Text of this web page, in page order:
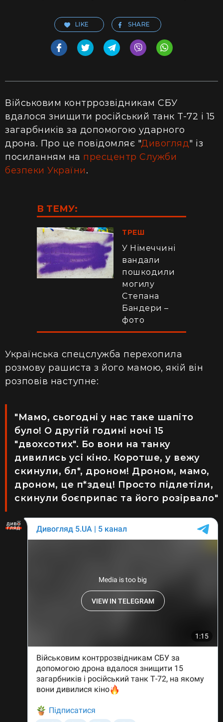
LIKE SHARE
Військовим контррозвідникам СБУ
вдалося знищити російський танк Т-72 і 15
загарбників за допомогою ударного
дрона. Про це повідомляє "Дивогляд" із
посиланням на пресцентр Служби
безпеки України.
В ТЕМУ:
ТРЕШ
У Німеччині
вандали
пошкодили
могилу
Степана
Бандери –
фото
Українська спецслужба перехопила
розмову рашиста з його мамою, якій він
розповів наступне:
"Мамо, сьогодні у нас таке шапіто
було! О другій годині ночі 15
"двохсотих". Бо вони на танку
дивились усі кіно. Коротше, у вежу
скинули, бл*, дроном! Дроном, мамо,
дроном, це п*здец! Просто підлетіли,
скинули боєприпас та його розірвало"